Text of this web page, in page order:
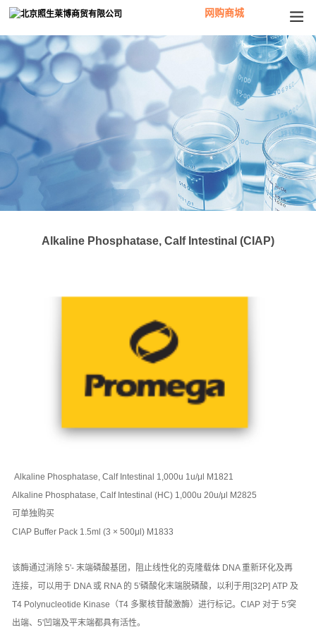
网购商城
Alkaline Phosphatase, Calf Intestinal (CIAP)
Alkaline Phosphatase, Calf Intestinal 1,000u 1u/μl M1821
Alkaline Phosphatase, Calf Intestinal (HC) 1,000u 20u/μl M2825
可单独购买
CIAP Buffer Pack 1.5ml (3 × 500μl) M1833
该酶通过消除 5'- 末端磷酸基团，阻止线性化的克隆载体 DNA 重新环化及再
连接，可以用于 DNA 或 RNA 的 5'磷酸化末端脱磷酸，以利于用[32P] ATP 及
T4 Polynucleotide Kinase（T4 多聚核苷酸激酶）进行标记。CIAP 对于 5'突
出端、5'凹端及平末端都具有活性。